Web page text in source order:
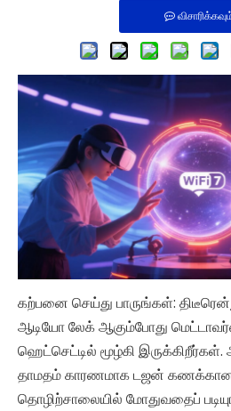
கற்பனை செய்து பாருங்கள்:
ஆடியோ லேக் ஆகும்போது
ஹெட்செட்டில் மூழ்கி
தாமதம் காரணமாக டஜன்
தொழிற்சாலையில் மோதுவதைப்